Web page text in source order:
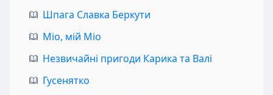
Шпага Славка Беркути
Міо, мій Міо
Незвичайні пригоди Карика та Валі
Гусенятко